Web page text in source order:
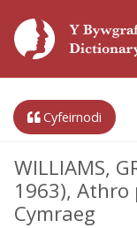
Cyfeirnodi
WILLIAMS,
1963),
Cymraeg